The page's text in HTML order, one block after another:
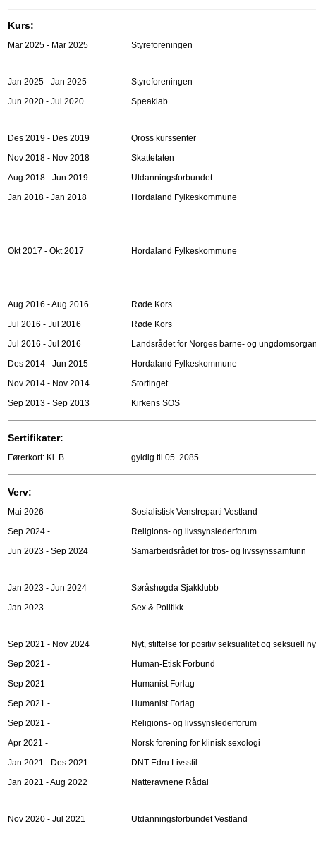
Kurs:
Mar 2025 - Mar 2025 Styreforeningen
Jan 2025 - Jan 2025
Styreforeningen
Jun 2020 - Jul 2020
Speaklab
Des 2019 - Des 2019
Qross kurssenter
Nov 2018 - Nov 2018
Skattetaten
Aug 2018 - Jun 2019
Utdanningsforbundet
Jan 2018 - Jan 2018
Hordaland Fylkeskommune
Okt 2017 - Okt 2017 Hordaland Fylkeskommune
Aug 2016 - Aug 2016
Røde Kors
Jul 2016 - Jul 2016
Røde Kors
Jul 2016 - Jul 2016
Landsrådet for Norges barne- og
Des 2014 - Jun 2015
Hordaland Fylkeskommune
Nov 2014 - Nov 2014
Stortinget
Sep 2013 - Sep 2013
Kirkens SOS
Sertifikater:
Førerkort: Kl. B gyldig til 05. 2085
Verv:
Mai 2026 -
Sosialistisk Venstreparti Vestland
Sep 2024 -
Religions- og livssynslederforum
Jun 2023 - Sep 2024
Samarbeidsrådet for tros- og livssynssamfunn
Jan 2023 - Jun 2024
Søråshøgda Sjakklubb
Jan 2023 -
Sex & Politikk
Sep 2021 - Nov 2024
Nyt, stiftelse for positiv seksualitet og seksuell
Sep 2021 -
Human-Etisk Forbund
Sep 2021 -
Humanist Forlag
Sep 2021 -
Humanist Forlag
Sep 2021 -
Religions- og livssynslederforum
Apr 2021 -
Norsk forening for klinisk sexologi
Jan 2021 - Des 2021
DNT Edru Livsstil
Jan 2021 - Aug 2022
Natteravnene Rådal
Nov 2020 - Jul 2021 Utdanningsforbundet Vestland